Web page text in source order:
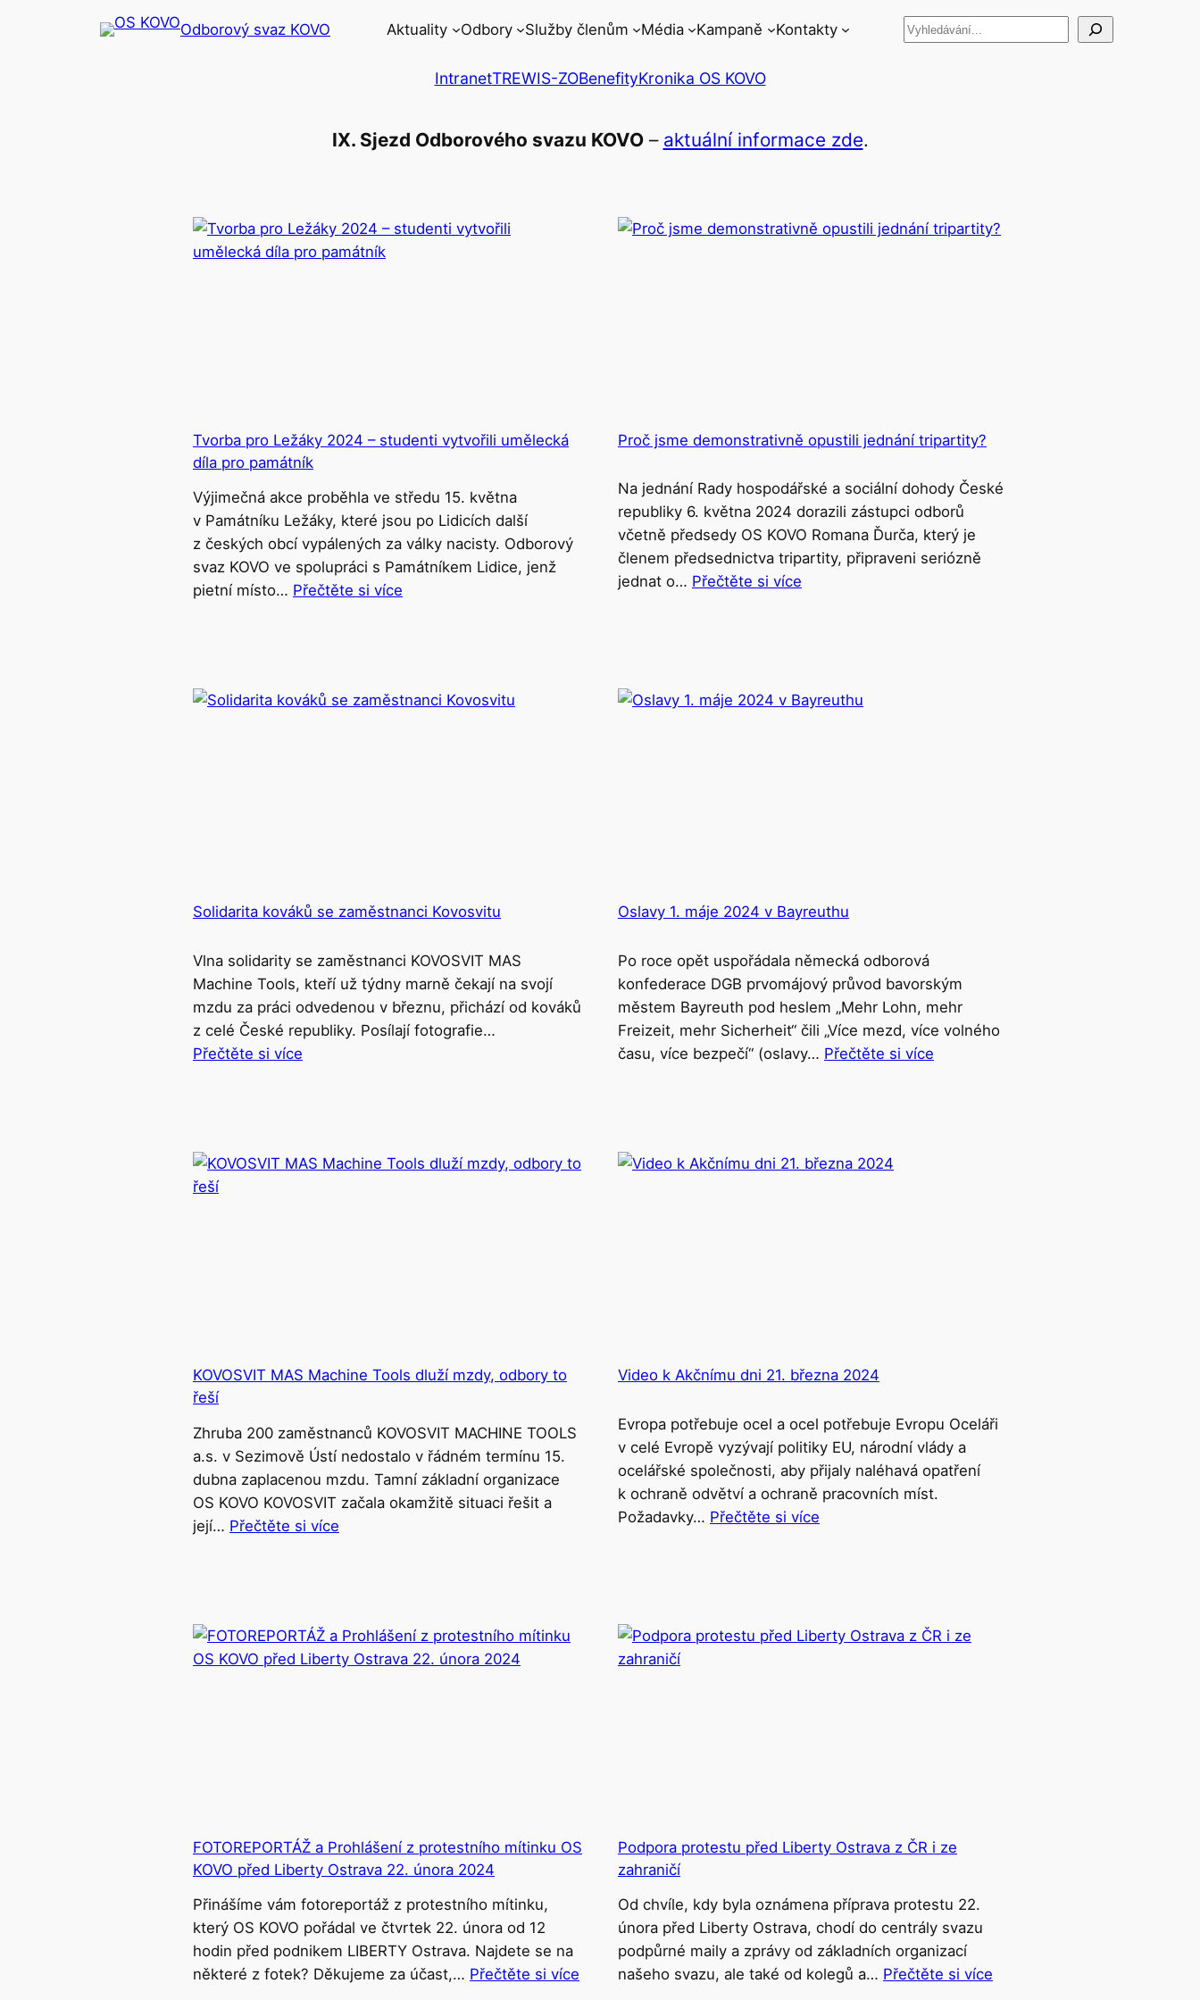
Odborový svaz KOVO Aktuality Odbory Služby členům Média Kampaně Kontakty Hledat
IntranetTREWIS-ZOBenefityKronika OS KOVO
IX. Sjezd Odborového svazu KOVO– aktuální informace zde.
Tvorba pro Ležáky 2024 – studenti vytvořili umělecká
díla pro památník
Výjimečná akce proběhla ve středu 15. května
v Památníku Ležáky, které jsou po Lidicích další
z českých obcí vypálených za války nacisty. Odborový
svaz KOVO ve spolupráci s Památníkem Lidice, jenž
pietní místo… Přečtěte si více
Proč jsme demonstrativně opustili jednání tripartity?
Na jednání Rady hospodářské a sociální dohody České
republiky 6. května 2024 dorazili zástupci odborů
včetně předsedy OS KOVO Romana Ďurča, který je
členem předsednictva tripartity, připraveni seriózně
jednat o… Přečtěte si více
Solidarita kováků se zaměstnanci Kovosvitu
Vlna solidarity se zaměstnanci KOVOSVIT MAS
Machine Tools, kteří už týdny marně čekají na svojí
mzdu za práci odvedenou v březnu, přichází od kováků
z celé České republiky. Posílají fotografie…
Přečtěte si více
Oslavy 1. máje 2024 v Bayreuthu
Po roce opět uspořádala německá odborová
konfederace DGB prvomájový průvod bavorským
městem Bayreuth pod heslem „Mehr Lohn, mehr
Freizeit, mehr Sicherheit“ čili „Více mezd, více volného
času, více bezpečí“ (oslavy… Přečtěte si více
KOVOSVIT MAS Machine Tools dluží mzdy, odbory to
řeší
Zhruba 200 zaměstnanců KOVOSVIT MACHINE TOOLS
a.s. v Sezimově Ústí nedostalo v řádném termínu 15.
dubna zaplacenou mzdu. Tamní základní organizace
OS KOVO KOVOSVIT začala okamžitě situaci řešit a
její… Přečtěte si více
Video k Akčnímu dni 21. března 2024
Evropa potřebuje ocel a ocel potřebuje Evropu Oceláři
v celé Evropě vyzývají politiky EU, národní vlády a
ocelářské společnosti, aby přijaly naléhavá opatření
k ochraně odvětví a ochraně pracovních míst.
Požadavky… Přečtěte si více
FOTOREPORTÁŽ a Prohlášení z protestního mítinku OS
KOVO před Liberty Ostrava 22. února 2024
Přinášíme vám fotoreportáž z protestního mítinku,
který OS KOVO pořádal ve čtvrtek 22. února od 12
hodin před podnikem LIBERTY Ostrava. Najdete se na
některé z fotek? Děkujeme za účast,… Přečtěte si více
Podpora protestu před Liberty Ostrava z ČR i ze
zahraničí
Od chvíle, kdy byla oznámena příprava protestu 22.
února před Liberty Ostrava, chodí do centrály svazu
podpůrné maily a zprávy od základních organizací
našeho svazu, ale také od kolegů a… Přečtěte si více